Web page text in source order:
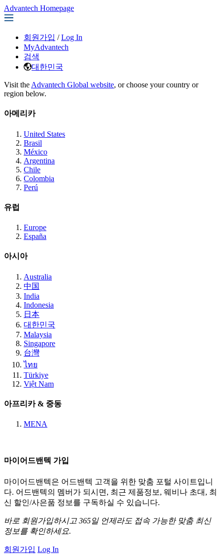
Advantech Homepage
회원가입 / Log In
MyAdvantech
검색
대한민국
Visit the Advantech Global website, or choose your country or
region below.
아메리카
United States
Brasil
México
Argentina
Chile
Colombia
Perú
유럽
Europe
España
아시아
Australia
中国
India
Indonesia
日本
대한민국
Malaysia
Singapore
台灣
ไทย
Türkiye
Việt Nam
아프리카 & 중동
MENA
마이어드밴텍 가입
마이어드밴텍은 어드밴텍 고객을 위한 맞춤 포털 사이트입니
다. 어드밴텍의 멤버가 되시면, 최근 제품정보, 웨비나 초대, 최
신 할인/사은품 정보를 구독하실 수 있습니다.
바로 회원가입하시고 365일 언제라도 접속 가능한 맞춤 최신
정보를 확인하세요.
회원가입 Log In